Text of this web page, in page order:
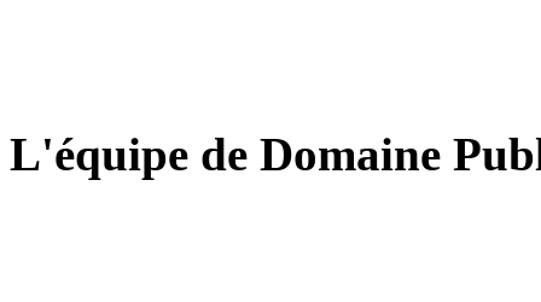
L'équipe de Domaine